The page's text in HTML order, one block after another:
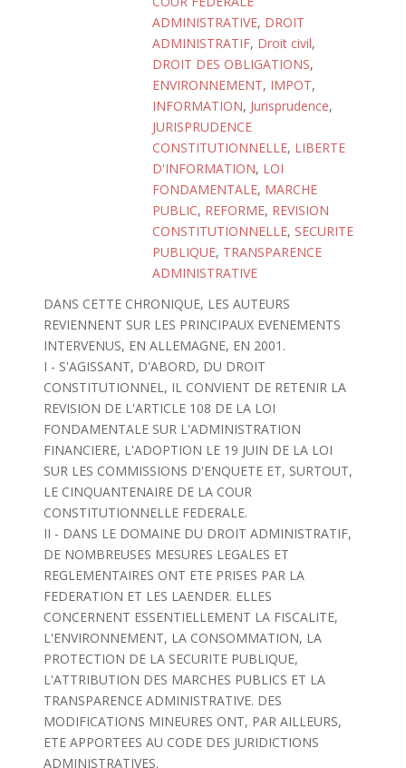
ADMINISTRATIVE, DROIT
ADMINISTRATIF, Droit civil,
DROIT DES OBLIGATIONS,
ENVIRONNEMENT, IMPOT,
INFORMATION, Jurisprudence,
JURISPRUDENCE
CONSTITUTIONNELLE, LIBERTE
D'INFORMATION, LOI
FONDAMENTALE, MARCHE
PUBLIC, REFORME, REVISION
CONSTITUTIONNELLE, SECURITE
PUBLIQUE, TRANSPARENCE
ADMINISTRATIVE
DANS CETTE CHRONIQUE, LES AUTEURS
REVIENNENT SUR LES PRINCIPAUX EVENEMENTS
INTERVENUS, EN ALLEMAGNE, EN 2001.
I - S'AGISSANT, D'ABORD, DU DROIT
CONSTITUTIONNEL, IL CONVIENT DE RETENIR LA
REVISION DE L'ARTICLE 108 DE LA LOI
FONDAMENTALE SUR L'ADMINISTRATION
FINANCIERE, L'ADOPTION LE 19 JUIN DE LA LOI
SUR LES COMMISSIONS D'ENQUETE ET, SURTOUT,
LE CINQUANTENAIRE DE LA COUR
CONSTITUTIONNELLE FEDERALE.
II - DANS LE DOMAINE DU DROIT ADMINISTRATIF,
DE NOMBREUSES MESURES LEGALES ET
REGLEMENTAIRES ONT ETE PRISES PAR LA
FEDERATION ET LES LAENDER. ELLES
CONCERNENT ESSENTIELLEMENT LA FISCALITE,
L'ENVIRONNEMENT, LA CONSOMMATION, LA
PROTECTION DE LA SECURITE PUBLIQUE,
L'ATTRIBUTION DES MARCHES PUBLICS ET LA
TRANSPARENCE ADMINISTRATIVE. DES
MODIFICATIONS MINEURES ONT, PAR AILLEURS,
ETE APPORTEES AU CODE DES JURIDICTIONS
ADMINISTRATIVES.